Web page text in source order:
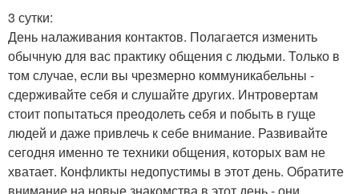
3 сутки:
День налаживания контактов. Полагается изменить
обычную для вас практику общения с людьми. Только в
том случае, если вы чрезмерно коммуникабельны -
сдерживайте себя и слушайте других. Интровертам
стоит попытаться преодолеть себя и побыть в гуще
людей и даже привлечь к себе внимание. Развивайте
сегодня именно те техники общения, которых вам не
хватает. Конфликты недопустимы в этот день. Обратите